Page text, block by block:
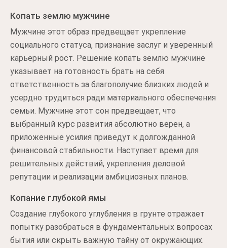
Копать землю мужчине
Мужчине этот образ предвещает укрепление
социального статуса, признание заслуг и уверенный
карьерный рост. Решение копать землю мужчине
указывает на готовность брать на себя
ответственность за благополучие близких людей и
усердно трудиться ради материального обеспечения
семьи. Мужчине этот сон предвещает, что
выбранный курс развития абсолютно верен, а
приложенные усилия приведут к долгожданной
финансовой стабильности. Наступает время для
решительных действий, укрепления деловой
репутации и реализации амбициозных планов.
Копание глубокой ямы
Создание глубокого углубления в грунте отражает
попытку разобраться в фундаментальных вопросах
бытия или скрыть важную тайну от окружающих.